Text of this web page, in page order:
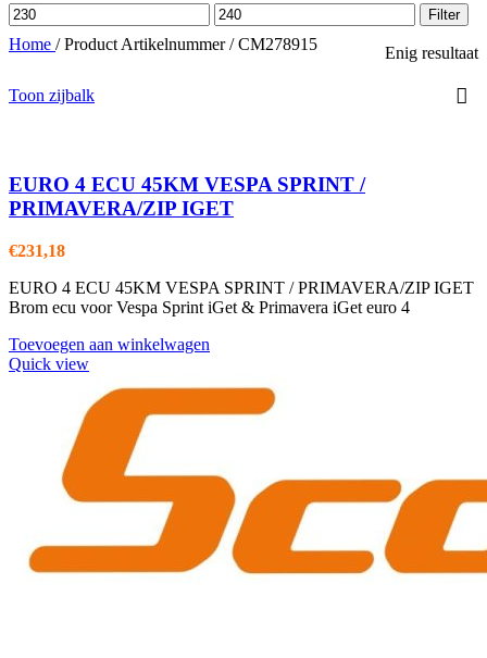
Min.
prijs
Max.
prijs
Filter
Home / Product Artikelnummer/ CM278915 Enig resultaat
Toon zijbalk
EURO 4 ECU 45KM VESPA SPRINT /
PRIMAVERA/ZIP IGET
€231,18
EURO 4 ECU 45KM VESPA SPRINT / PRIMAVERA/ZIP IGET
Brom ecu voor Vespa Sprint iGet & Primavera iGet euro 4
Toevoegen aan winkelwagen
Quick view